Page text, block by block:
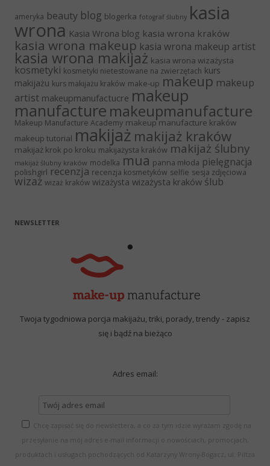
ameryka beauty blog blogerka fotograf ślubny kasia
wrona Kasia Wrona blog kasia wrona kraków
kasia wrona makeup kasia wrona makeup artist
kasia wrona makijaż kasia wrona wizażysta
kosmetyki kosmetyki nietestowane na zwierzętach kurs
makijażu kurs makijażu kraków make-up makeup makeup
artist makeupmanufactucre makeup
manufacture makeupmanufacture
Makeup Manufacture Academy makeup manufacture kraków
makeup tutorial makijaż makijaż kraków
makijaż krok po kroku makijażysta kraków makijaż ślubny
makijaż ślubny kraków modelka mua panna młoda pielęgnacja
polishgirl recenzja recenzja kosmetyków selfie sesja zdjęciowa
wizaż wizaż kraków wizażysta wizażysta kraków ślub
NEWSLETTER
Twoja tygodniowa porcja makijażu, triki, porady, trendy - zapisz
się i bądź na bieżąco
Adres email:
Chcę zapisać się do newslettera, a co za tym idzie wyrażam zgodę na
przesyłanie na mój adres e-mail informacji o nowościach, promocjach,
produktach i usługach pochodzących od Katarzyny Wrony-Bogacz, ul. Piltza